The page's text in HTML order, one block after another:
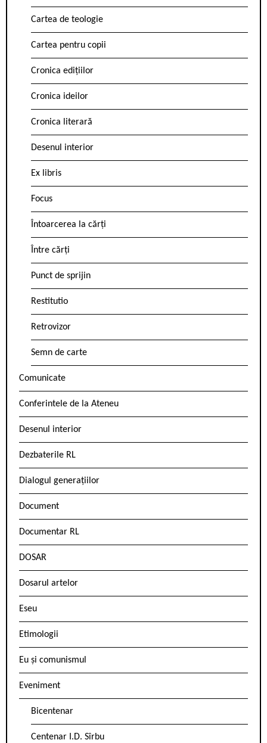
Cartea de teologie
Cartea pentru copii
Cronica edițiilor
Cronica ideilor
Cronica literară
Desenul interior
Ex libris
Focus
Întoarcerea la cărți
Între cărți
Punct de sprijin
Restitutio
Retrovizor
Semn de carte
Comunicate
Conferintele de la Ateneu
Desenul interior
Dezbaterile RL
Dialogul generațiilor
Document
Documentar RL
DOSAR
Dosarul artelor
Eseu
Etimologii
Eu și comunismul
Eveniment
Bicentenar
Centenar I.D. Sîrbu